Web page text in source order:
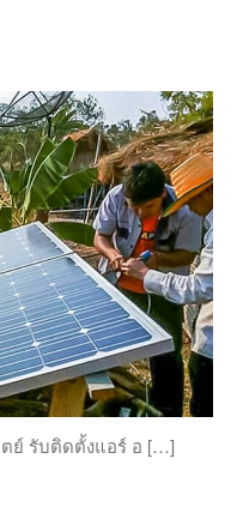
ตย์ รับติดตั้งแอร์ อ […]